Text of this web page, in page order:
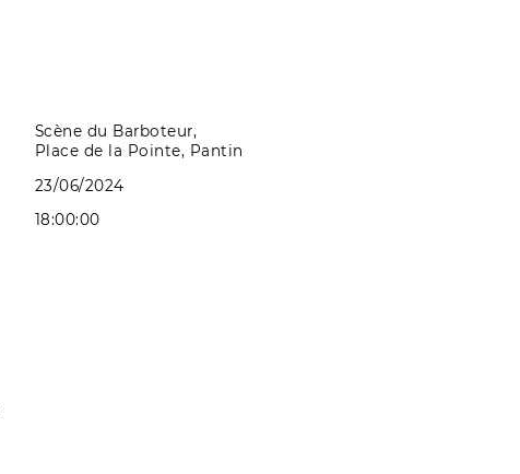
Scène du Barboteur,
Place de la Pointe, Pantin
23/06/2024
18:00:00